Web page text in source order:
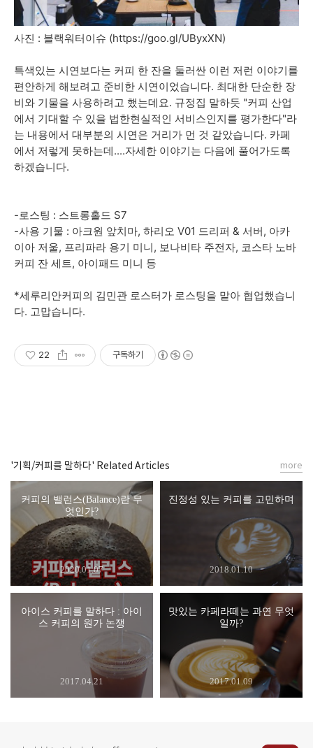
사진 : 블랙워터이슈 (https://goo.gl/UByxXN)
특색있는 시연보다는 커피 한 잔을 둘러싼 이런 저런 이야기를
편안하게 해보려고 준비한 시연이었습니다. 최대한 단순한 장
비와 기물을 사용하려고 했는데요. 규정집 말하듯 "커피 산업
에서 기대할 수 있을 법한현실적인 서비스인지를 평가한다"라
는 내용에서 대부분의 시연은 거리가 먼 것 같았습니다. 카페
에서 저렇게 못하는데....자세한 이야기는 다음에 풀어가도록
하겠습니다.
-로스팅 : 스트롱홀드 S7
-사용 기물 : 아크원 앞치마, 하리오 V01 드리퍼 & 서버, 아카
이아 저울, 프리파라 용기 미니, 보나비타 주전자, 코스타 노바
커피 잔 세트, 아이패드 미니 등
*세루리안커피의 김민관 로스터가 로스팅을 맡아 협업했습니
다. 고맙습니다.
22 구독하기
'기획/커피를 말하다' Related Articles
커피의 밸런스(Balance)란 무
엇인가?
2020.01.07
진정성 있는 커피를 고민하며
2018.01.10
아이스 커피를 말하다 : 아이
스 커피의 원가 논쟁
2017.04.21
맛있는 카페라떼는 과연 무엇
일까?
2017.01.09
more